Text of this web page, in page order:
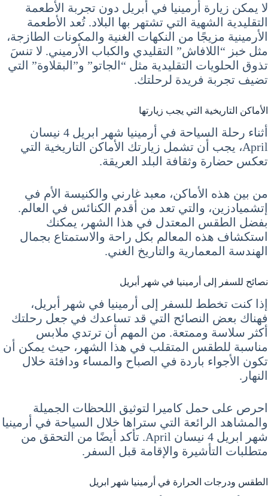
لا يمكن زيارة أرمينيا في أبريل دون تجربة الأطعمة
التقليدية الشهية التي تشتهر بها البلاد. تُعد الأطعمة
الأرمينية مزيجًا من النكهات الغنية والمكونات الطازجة،
مثل خبز “اللافاش” التقليدي والكباب الأرميني. لا تنسَ
تذوق الحلويات التقليدية مثل “الجاتو” و”البقلاوة” التي
تضيف تجربة فريدة لرحلتك.
الأماكن التاريخية التي يجب زيارتها
أثناء رحلة السياحة في أرمينيا شهر ابريل 4 نيسان
April، يجب أن تشمل زيارتك الأماكن التاريخية التي
تعكس حضارة وثقافة البلد العريقة.
من بين هذه الأماكن، معبد غارني والكنيسة الأم في
إتشميادزين، والتي تعد من أقدم الكنائس في العالم.
بفضل الطقس المعتدل في هذا الشهر، يمكنك
استكشاف هذه المعالم بكل راحة والاستمتاع بجمال
الهندسة المعمارية والتاريخ الغني.
نصائح للسفر إلى أرمينيا في شهر أبريل
إذا كنت تخطط للسفر إلى أرمينيا في شهر أبريل،
فهناك بعض النصائح التي قد تساعدك في جعل رحلتك
أكثر سلاسة وممتعة. من المهم أن ترتدي ملابس
مناسبة للطقس المتقلب في هذا الشهر، حيث يمكن أن
تكون الأجواء باردة في الصباح والمساء ودافئة خلال
النهار.
احرص على حمل كاميرا لتوثيق اللحظات الجميلة
والمشاهد الرائعة التي ستراها خلال السياحة في أرمينيا
شهر ابريل 4 نيسان April. تأكد أيضًا من التحقق من
متطلبات التأشيرة والإقامة قبل السفر.
الطقس ودرجات الحرارة في أرمينيا شهر ابريل